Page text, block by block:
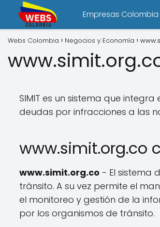
Empresas Colombia
Webs Colombia Negocios y Economía
SIMIT es un sistema que
deudas por infracciones a las
www.simit.org.co
www.simit.org.co - El sistema
tránsito. A su vez permite el
el monitoreo y gestión de la
por los organismos de tránsito.